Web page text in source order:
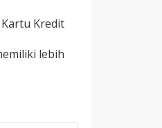
Kredit
lebih